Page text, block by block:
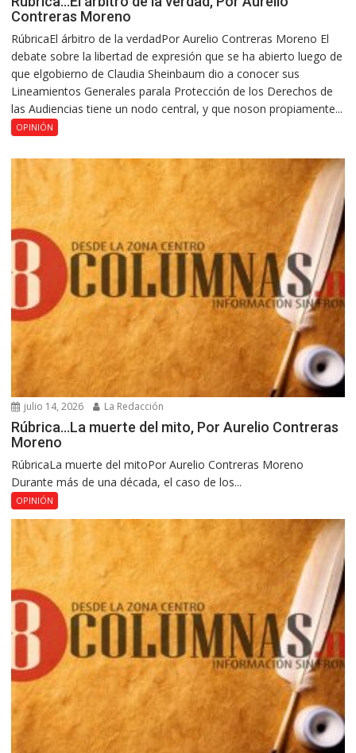
Contreras Moreno
RúbricaEl árbitro de la verdadPor Aurelio Contreras Moreno El
debate sobre la libertad de expresión que se ha abierto luego de
que elgobierno de Claudia Sheinbaum dio a conocer sus
Lineamientos Generales parala Protección de los Derechos de
las Audiencias tiene un nodo central, y que noson propiamente...
OPINIÓN
julio 14, 2026 La Redacción
Rúbrica…La muerte del mito, Por Aurelio Contreras
Moreno
RúbricaLa muerte del mitoPor Aurelio Contreras Moreno
Durante más de una década, el caso de los...
OPINIÓN